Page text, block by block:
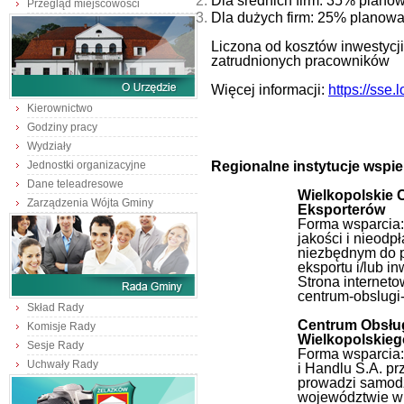
Przegląd miejscowości
Kierownictwo
Godziny pracy
Wydziały
Jednostki organizacyjne
Dane teleadresowe
Zarządzenia Wójta Gminy
Skład Rady
Komisje Rady
Sesje Rady
Uchwały Rady
Dla dużych firm: 25%
Liczona od kosztów
zatrudnionych pracowników
Więcej informacji: https://
Regionalne instytucje
Wielkopolskie
Eksporterów
Forma
jakości i
niezbędnym do
eksportu i/lub
Strona
centrum-
Centrum
Forma
i Handlu S.A.
prowadzi
województwie